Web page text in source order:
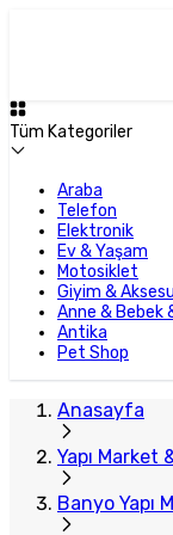
Tüm Kategoriler
Araba
Telefon
Elektronik
Ev & Yaşam
Motosiklet
Giyim &
Anne & Bebek
Antika
Pet Shop
Anasayfa
Yapı Market
Banyo Yapı